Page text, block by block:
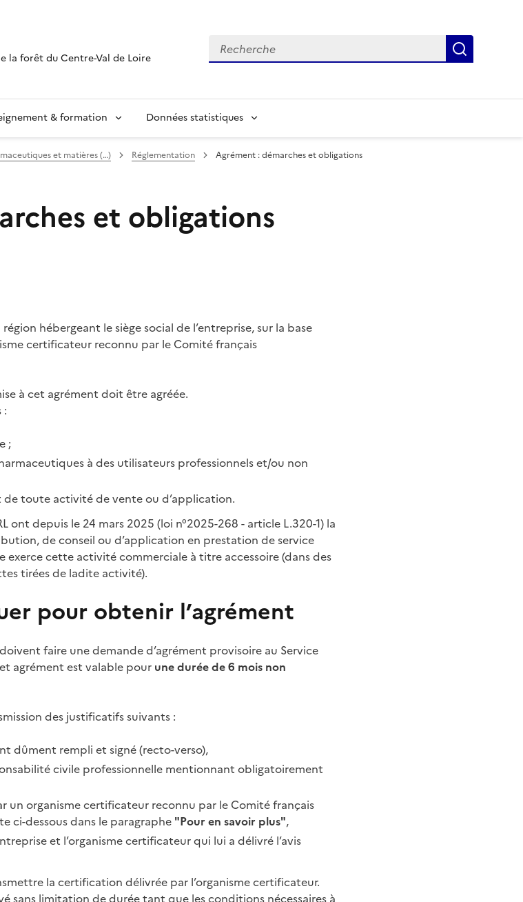
la forêt du Centre-Val de Loire
Recherche
& formation Données statistiques
et matières (…) Réglementation Agrément : démarches et obligations
et obligations
hébergeant le siège social de l’entreprise, sur la base
certificateur reconnu par le Comité français
à cet agrément doit être agréée.
:
;
à des utilisateurs professionnels et/ou non
de toute activité de vente ou d’application.
ont depuis le 24 mars 2025 (loi n°2025-268 - article L.320-1) la
de conseil ou d’application en prestation de service
exerce cette activité commerciale à titre accessoire (dans des
tirées de ladite activité).
pour obtenir l’agrément
faire une demande d’agrément provisoire au Service
agrément est valable pour une durée de 6 mois non
des justificatifs suivants :
dûment rempli et signé (recto-verso),
civile professionnelle mentionnant obligatoirement
un organisme certificateur reconnu par le Comité français
ci-dessous dans le paragraphe "Pour en savoir plus",
et l’organisme certificateur qui lui a délivré l’avis
la certification délivrée par l’organisme certificateur.
sans limitation de durée tant que les conditions nécessaires à